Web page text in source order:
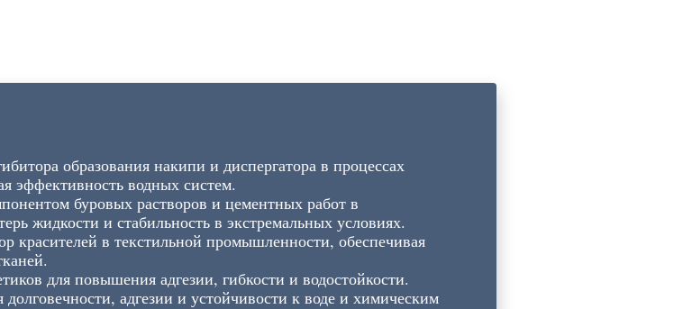
образования накипи и диспергатора в процессах
эффективность водных систем.
буровых растворов и цементных работ в
жидкости и стабильность в экстремальных условиях.
красителей в текстильной промышленности, обеспечивая
для повышения адгезии, гибкости и водостойкости.
адгезии и устойчивости к воде и химическим